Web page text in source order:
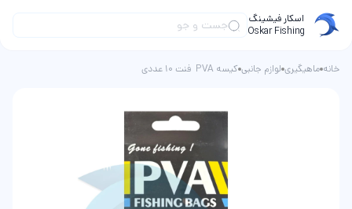
اسکار فیشینگ
Oskar Fishing
خانه ماهیگیری لوازم جانبی کیسه PVA فنت 10 عددی